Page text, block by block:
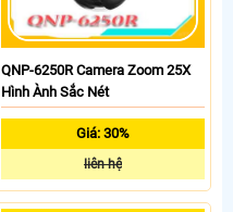
QNP-6250R Camera Zoom 25X
Hình Ành Sắc Nét
Giá: 30%
liên hệ